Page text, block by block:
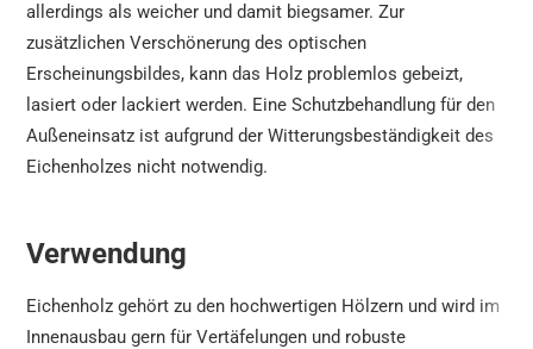
allerdings als weicher und damit biegsamer. Zur
zusätzlichen Verschönerung des optischen
Erscheinungsbildes, kann das Holz problemlos gebeizt,
lasiert oder lackiert werden. Eine Schutzbehandlung für den
Außeneinsatz ist aufgrund der Witterungsbeständigkeit des
Eichenholzes nicht notwendig.
Verwendung
Eichenholz gehört zu den hochwertigen Hölzern und wird im
Innenausbau gern für Vertäfelungen und robuste